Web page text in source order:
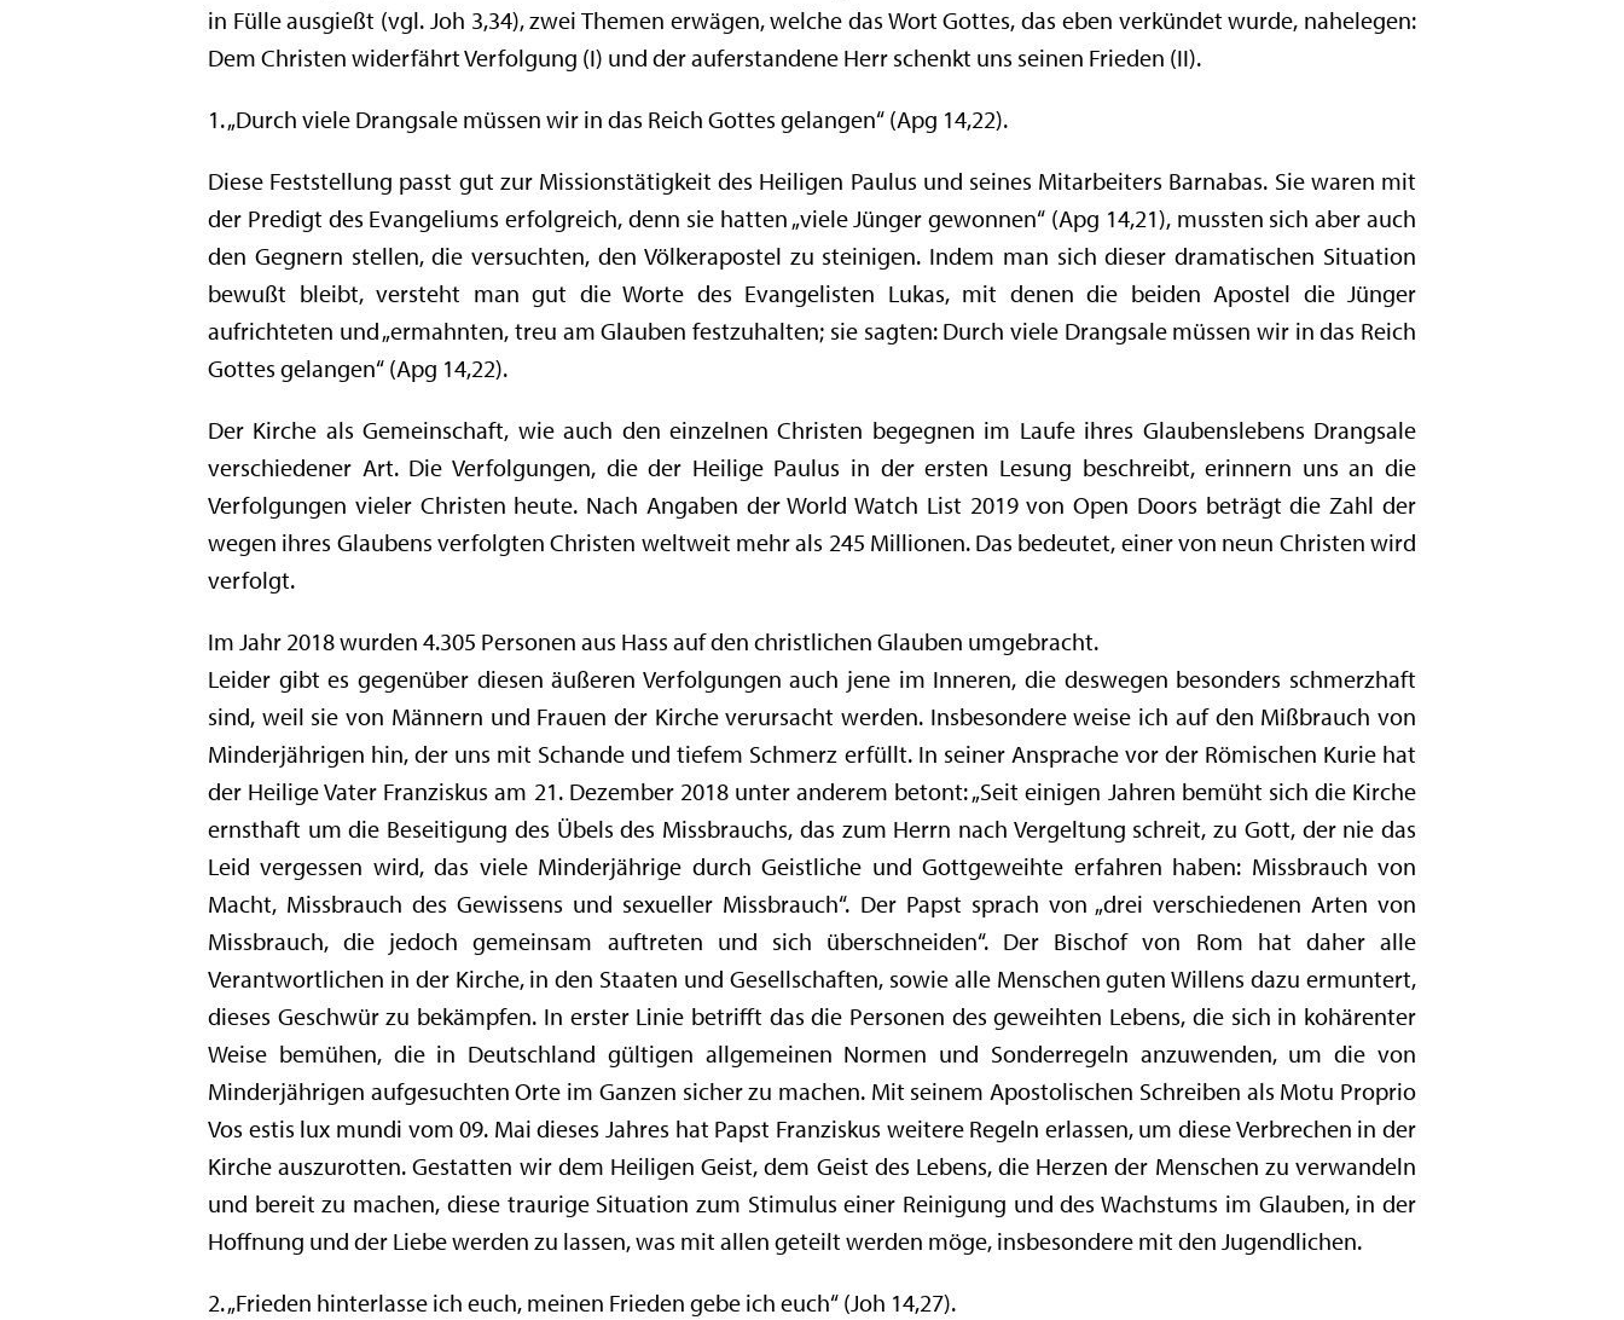
in Fülle ausgießt (vgl. Joh 3,34), zwei Themen erwägen, welche das Wort Gottes, das eben verkündet wurde, nahelegen:
Dem Christen widerfährt Verfolgung (I) und der auferstandene Herr schenkt uns seinen Frieden (II).
1. „Durch viele Drangsale müssen wir in das Reich Gottes gelangen“ (Apg 14,22).
Diese Feststellung passt gut zur Missionstätigkeit des Heiligen Paulus und seines Mitarbeiters Barnabas. Sie waren mit
der Predigt des Evangeliums erfolgreich, denn sie hatten „viele Jünger gewonnen“ (Apg 14,21), mussten sich aber auch
den Gegnern stellen, die versuchten, den Völkerapostel zu steinigen. Indem man sich dieser dramatischen Situation
bewußt bleibt, versteht man gut die Worte des Evangelisten Lukas, mit denen die beiden Apostel die Jünger
aufrichteten und „ermahnten, treu am Glauben festzuhalten; sie sagten: Durch viele Drangsale müssen wir in das Reich
Gottes gelangen“ (Apg 14,22).
Der Kirche als Gemeinschaft, wie auch den einzelnen Christen begegnen im Laufe ihres Glaubenslebens Drangsale
verschiedener Art. Die Verfolgungen, die der Heilige Paulus in der ersten Lesung beschreibt, erinnern uns an die
Verfolgungen vieler Christen heute. Nach Angaben der World Watch List 2019 von Open Doors beträgt die Zahl der
wegen ihres Glaubens verfolgten Christen weltweit mehr als 245 Millionen. Das bedeutet, einer von neun Christen wird
verfolgt.
Im Jahr 2018 wurden 4.305 Personen aus Hass auf den christlichen Glauben umgebracht.
Leider gibt es gegenüber diesen äußeren Verfolgungen auch jene im Inneren, die deswegen besonders schmerzhaft
sind, weil sie von Männern und Frauen der Kirche verursacht werden. Insbesondere weise ich auf den Mißbrauch von
Minderjährigen hin, der uns mit Schande und tiefem Schmerz erfüllt. In seiner Ansprache vor der Römischen Kurie hat
der Heilige Vater Franziskus am 21. Dezember 2018 unter anderem betont: „Seit einigen Jahren bemüht sich die Kirche
ernsthaft um die Beseitigung des Übels des Missbrauchs, das zum Herrn nach Vergeltung schreit, zu Gott, der nie das
Leid vergessen wird, das viele Minderjährige durch Geistliche und Gottgeweihte erfahren haben: Missbrauch von
Macht, Missbrauch des Gewissens und sexueller Missbrauch“. Der Papst sprach von „drei verschiedenen Arten von
Missbrauch, die jedoch gemeinsam auftreten und sich überschneiden“. Der Bischof von Rom hat daher alle
Verantwortlichen in der Kirche, in den Staaten und Gesellschaften, sowie alle Menschen guten Willens dazu ermuntert,
dieses Geschwür zu bekämpfen. In erster Linie betrifft das die Personen des geweihten Lebens, die sich in kohärenter
Weise bemühen, die in Deutschland gültigen allgemeinen Normen und Sonderregeln anzuwenden, um die von
Minderjährigen aufgesuchten Orte im Ganzen sicher zu machen. Mit seinem Apostolischen Schreiben als Motu Proprio
Vos estis lux mundi vom 09. Mai dieses Jahres hat Papst Franziskus weitere Regeln erlassen, um diese Verbrechen in der
Kirche auszurotten. Gestatten wir dem Heiligen Geist, dem Geist des Lebens, die Herzen der Menschen zu verwandeln
und bereit zu machen, diese traurige Situation zum Stimulus einer Reinigung und des Wachstums im Glauben, in der
Hoffnung und der Liebe werden zu lassen, was mit allen geteilt werden möge, insbesondere mit den Jugendlichen.
2. „Frieden hinterlasse ich euch, meinen Frieden gebe ich euch“ (Joh 14,27).